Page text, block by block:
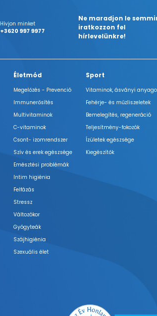
Hívjon minket
+3620 997 9977
Ne maradjon le
iratkozzon fel
hírlevelünkre!
Életmód
Megelőzés - Prevenció
Immunerősítés
Multivitaminok
C-vitaminok
Csont- izomrendszer
Szív és erek egészsége
Emésztési problémák
Intim higiénia
Felfázás
Stressz
Változókor
Gyógyteák
Szájhigiénia
Szexuális élet
Sport
Vitaminok, ásványi
Fehérje- és műzliszeletek
Bemelegítés, regeneráció
Teljesítmény-fokozók
Ízületek egészsége
Kiegészítők